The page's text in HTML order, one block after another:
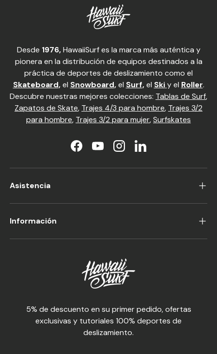
Desde 1976,HawaiiSurf es la marca más auténtica y
pionera en la distribución de equipos destinados a la
práctica de deportes de deslizamiento como el
Skateboard,el Snowboard,el Surf,el Ski y el Roller.
Descubre nuestras mejores colecciones: Tablas de Surf,
Zapatos de Skate, Trajes 4/3 para hombre, Trajes 3/2
para hombre, Trajes 3/2 para mujer,Surfskates
FacebookYouTubeInstagramLinkedIn
Asistencia
Información
5% de descuento en su primer pedido, ofertas
exclusivas y tutoriales 100% deportes de
deslizamiento.